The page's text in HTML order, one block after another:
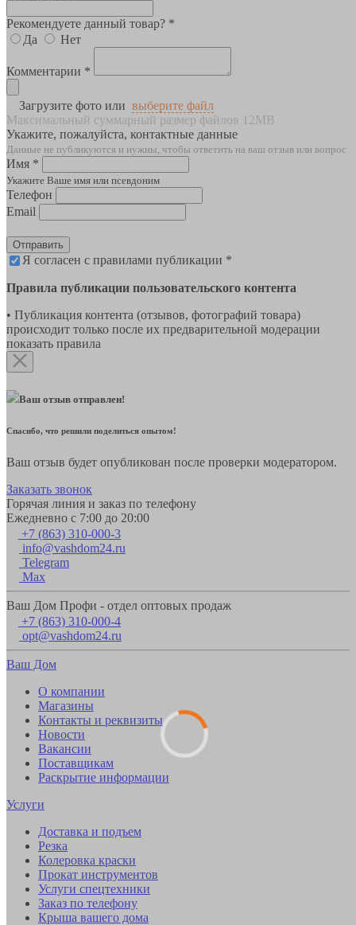
Рекомендуете данный товар? *
Да
Нет
Комментарии *
Загрузите фото или выберите файл
Максимальный суммарный размер файлов 12MB
Укажите, пожалуйста, контактные данные
Данные не публикуются и нужны, чтобы ответить на ваш отзыв или вопрос
Имя *
Укажите Ваше имя или псевдоним
Телефон
Email
Отправить
Я согласен с правилами публикации *
Правила публикации пользовательского контента
• Публикация контента (отзывов, фотографий товара)
происходит только после их предварительной модерации
показать правила
Ваш отзыв отправлен!
Спасибо, что решили поделиться опытом!
Ваш отзыв будет опубликован после проверки модератором.
Заказать звонок
Горячая линия и заказ по телефону
Ежедневно с 7:00 до 20:00
+7 (863) 310-000-3
info@vashdom24.ru
Telegram
Max
Ваш Дом Профи - отдел оптовых продаж
+7 (863) 310-000-4
opt@vashdom24.ru
Ваш Дом
О компании
Магазины
Контакты и реквизиты
Новости
Вакансии
Поставщикам
Раскрытие информации
Услуги
Доставка и подъем
Резка
Колеровка краски
Прокат инструментов
Услуги спецтехники
Заказ по телефону
Крыша вашего дома